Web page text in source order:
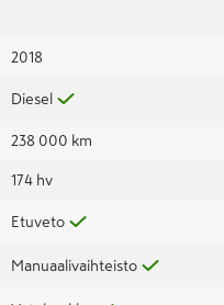
2018
Diesel
238 000 km
174 hv
Etuveto
Manuaalivaihteisto